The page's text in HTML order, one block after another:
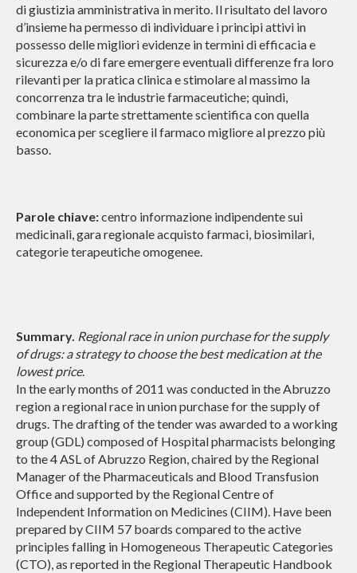
di giustizia amministrativa in merito. Il risultato del lavoro
d’insieme ha permesso di individuare i principi attivi in
possesso delle migliori evidenze in termini di efficacia e
sicurezza e/o di fare emergere eventuali differenze fra loro
rilevanti per la pratica clinica e stimolare al massimo la
concorrenza tra le industrie farmaceutiche; quindi,
combinare la parte strettamente scientifica con quella
economica per scegliere il farmaco migliore al prezzo più
basso.
Parole chiave:centro informazione indipendente sui
medicinali, gara regionale acquisto farmaci, biosimilari,
categorie terapeutiche omogenee.
Summary. Regional race in union purchase for the supply
of drugs: a strategy to choose the best medication at the
lowest price.
In the early months of 2011 was conducted in the Abruzzo
region a regional race in union purchase for the supply of
drugs. The drafting of the tender was awarded to a working
group (GDL) composed of Hospital pharmacists belonging
to the 4 ASL of Abruzzo Region, chaired by the Regional
Manager of the Pharmaceuticals and Blood Transfusion
Office and supported by the Regional Centre of
Independent Information on Medicines (CIIM). Have been
prepared by CIIM 57 boards compared to the active
principles falling in Homogeneous Therapeutic Categories
(CTO), as reported in the Regional Therapeutic Handbook